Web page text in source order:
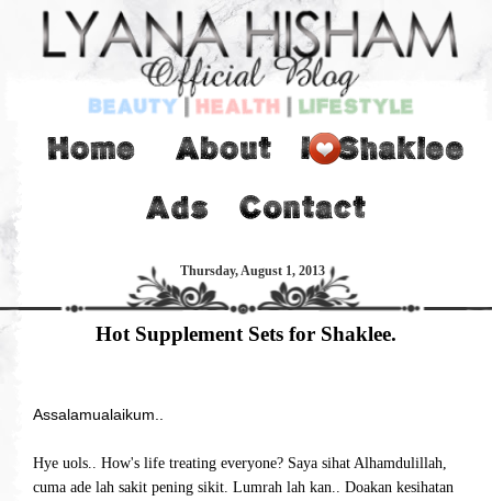
Thursday, August 1, 2013
Hot Supplement Sets for Shaklee.
Assalamualaikum..
Hye uols.. How's life treating everyone? Saya sihat Alhamdulillah,
cuma ade lah sakit pening sikit. Lumrah lah kan.. Doakan kesihatan